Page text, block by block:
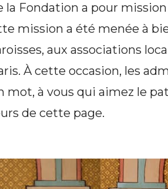
la Fondation a pour
mission a été menée à
aux associations
À cette occasion, les
mot, à vous qui aimez le
de cette page.